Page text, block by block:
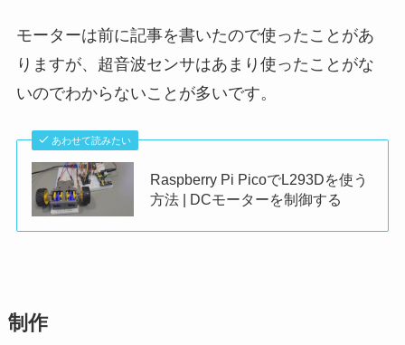
モーターは前に記事を書いたので使ったことがあ
りますが、超音波センサはあまり使ったことがな
いのでわからないことが多いです。
あわせて読みたい
Raspberry Pi PicoでL293Dを使う
方法 | DCモーターを制御する
制作